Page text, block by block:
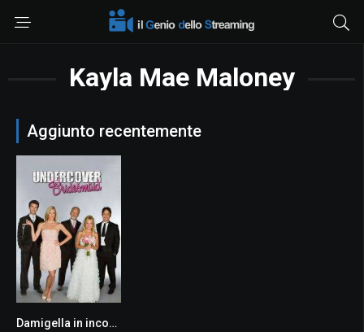
Kayla Mae Maloney
Aggiunto recentemente
5.6Damigella in incognito